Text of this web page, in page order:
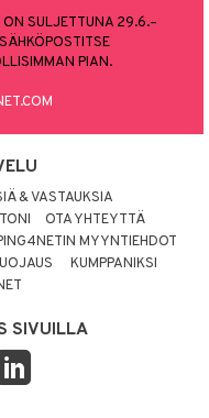
ON SULJETTUNA 29.6.–
PIAN.
& VASTAUKSIA
OTA YHTEYTTÄ
MYYNTIEHDOT
KUMPPANIKSI
SIVUILLA